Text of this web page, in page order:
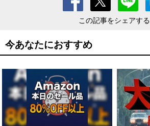
この記事をシェアする
今あなたにおすすめ